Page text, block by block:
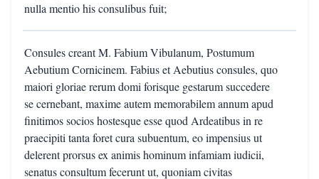
nulla mentio his consulibus fuit;
Consules creant M. Fabium Vibulanum, Postumum
Aebutium Cornicinem. Fabius et Aebutius consules, quo
maiori gloriae rerum domi forisque gestarum succedere
se cernebant, maxime autem memorabilem annum apud
finitimos socios hostesque esse quod Ardeatibus in re
praecipiti tanta foret cura subuentum, eo impensius ut
delerent prorsus ex animis hominum infamiam iudicii,
senatus consultum fecerunt ut, quoniam civitas